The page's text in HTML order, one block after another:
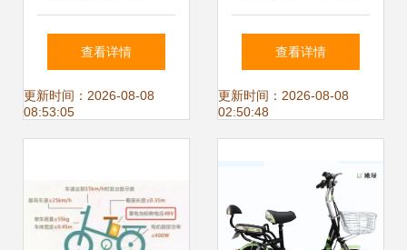
价格 精品款电动自
行车批发 精品款电
查看详情
更新时间：2026-08-08
08:53:05
车 城市通勤的优雅
之选
查看详情
更新时间：2026-08-08
02:50:48